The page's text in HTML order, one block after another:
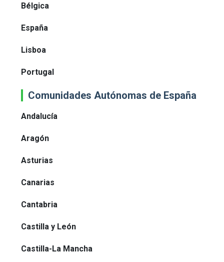
Bélgica
España
Lisboa
Portugal
Comunidades Autónomas de España
Andalucía
Aragón
Asturias
Canarias
Cantabria
Castilla y León
Castilla-La Mancha